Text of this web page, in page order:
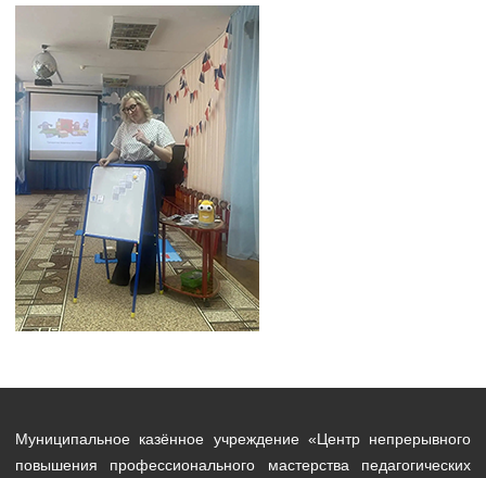
Найти:
Муниципальное казённое учреждение «Центр непрерывного
повышения профессионального мастерства педагогических